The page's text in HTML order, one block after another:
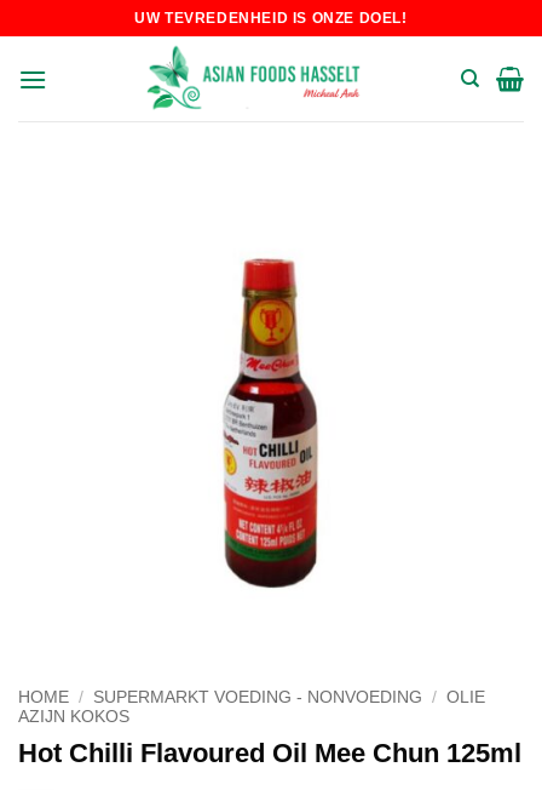
content
UW TEVREDENHEID IS ONZE DOEL!
HOME / SUPERMARKT VOEDING - NONVOEDING / OLIE
AZIJN KOKOS
Hot Chilli Flavoured Oil Mee Chun 125ml